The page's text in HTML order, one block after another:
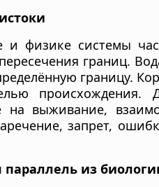
и физике системы
границ.
границу.
происхождения.
на выживание,
запрет,
параллель из